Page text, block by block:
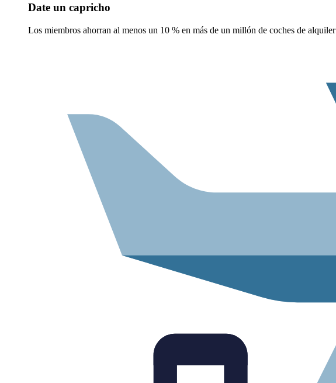
Date un capricho
Los miembros ahorran al menos un 10 % en más de un millón de coches de alquiler